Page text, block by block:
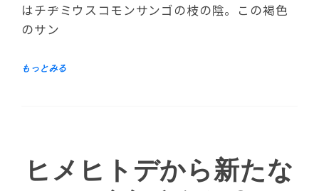
はチヂミウスコモンサンゴの枝の陰。この褐色
のサン
ヒメヒトデから新たな